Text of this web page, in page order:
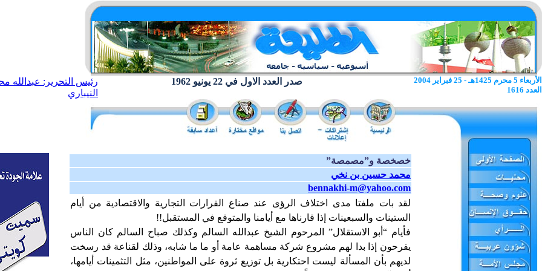
رئيس التحرير: عبدالله
النيباري
صدر العدد الاول في 22 يونيو 1962
الأربعاء 5 محرم 1425هـ - 25 فبراير 2004
العدد 1616
خصخصة و”مصمصة”
محمد حسين بن نخي
bennakhi-m@yahoo.com
لقد بات ملفتا مدى اختلاف الرؤى عند صناع القرارات التجارية والاقتصادية من أيام
الستينات والسبعينات إذا قارناها مع أيامنا والمتوقع في المستقبل!!
فأيام “أبو الاستقلال” المرحوم الشيخ عبدالله السالم وكذلك صباح السالم كان الناس
يفرحون إذا بدا لهم مشروع شركة مساهمة عامة أو ما ما شابه، وذلك لقناعة قد رسخت
لديهم بأن المسألة ليست احتكارية بل توزيع ثروة على المواطنين، مثل التثمينات أيامها،